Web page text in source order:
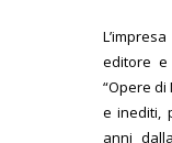
editore e
“Opere di
e inediti,
anni